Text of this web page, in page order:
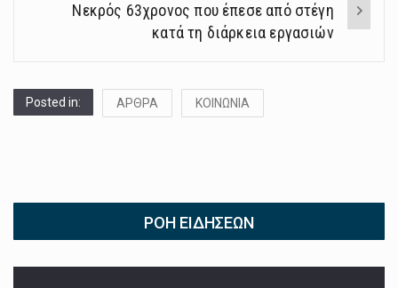
Νεκρός 63χρονος που έπεσε από στέγη
κατά τη διάρκεια εργασιών
Posted in: ΑΡΘΡΑ ΚΟΙΝΩΝΙΑ
ΡΟΉ ΕΙΔΉΣΕΩΝ